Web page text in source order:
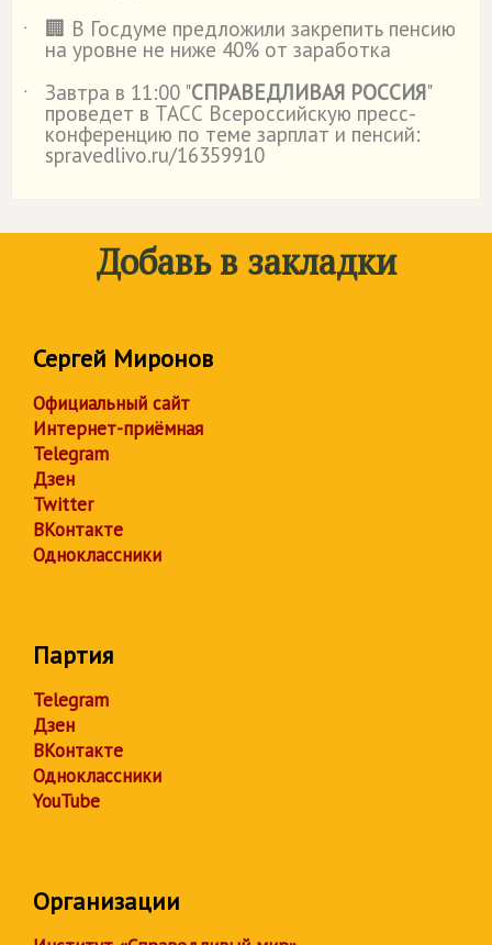
˙
🏢 В Госдуме предложили закрепить пенсию
на уровне не ниже 40% от заработка
˙
Завтра в 11:00 "СПРАВЕДЛИВАЯ РОССИЯ"
проведет в ТАСС Всероссийскую пресс-
конференцию по теме зарплат и пенсий:
spravedlivo.ru/16359910
Добавь в закладки
Сергей Миронов
Официальный сайт
Интернет-приёмная
Telegram
Дзен
Twitter
ВКонтакте
Одноклассники
Партия
Telegram
Дзен
ВКонтакте
Одноклассники
YouTube
Организации